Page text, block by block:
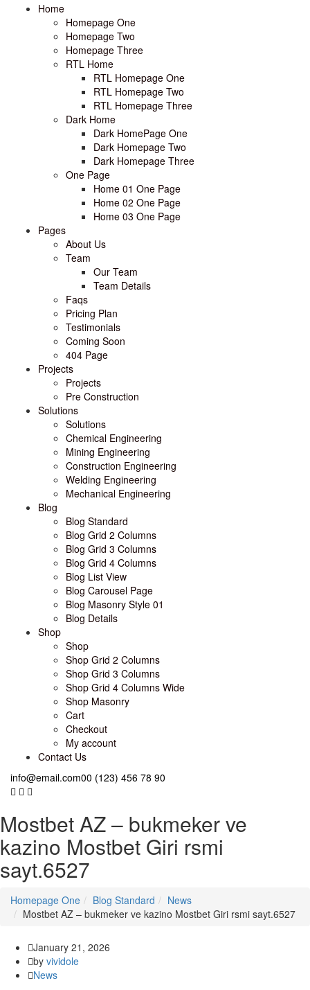
Home
Homepage One
Homepage Two
Homepage Three
RTL Home
RTL Homepage One
RTL Homepage Two
RTL Homepage Three
Dark Home
Dark HomePage One
Dark Homepage Two
Dark Homepage Three
One Page
Home 01 One Page
Home 02 One Page
Home 03 One Page
Pages
About Us
Team
Our Team
Team Details
Faqs
Pricing Plan
Testimonials
Coming Soon
404 Page
Projects
Projects
Pre Construction
Solutions
Solutions
Chemical Engineering
Mining Engineering
Construction Engineering
Welding Engineering
Mechanical Engineering
Blog
Blog Standard
Blog Grid 2 Columns
Blog Grid 3 Columns
Blog Grid 4 Columns
Blog List View
Blog Carousel Page
Blog Masonry Style 01
Blog Details
Shop
Shop
Shop Grid 2 Columns
Shop Grid 3 Columns
Shop Grid 4 Columns Wide
Shop Masonry
Cart
Checkout
My account
Contact Us
info@email.com00 (123) 456 78 90
Mostbet AZ – bukmeker ve
kazino Mostbet Giri rsmi
sayt.6527
Homepage One Blog Standard
News
Mostbet AZ – bukmeker ve kazino Mostbet Giri rsmi sayt.6527
January 21, 2026
by vividole
News